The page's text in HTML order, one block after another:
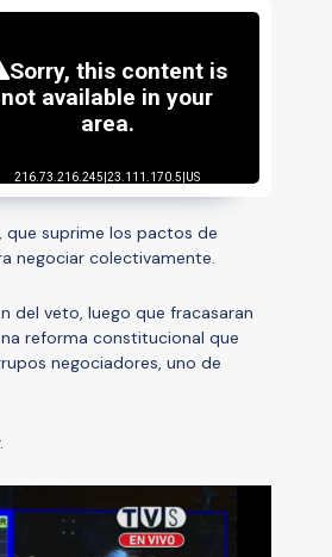
que suprime los pactos de
negociar colectivamente.
del veto, luego que fracasaran
reforma constitucional que
negociadores, uno de